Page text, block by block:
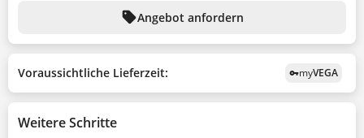
sellAngebot anfordern
Voraussichtliche Lieferzeit: vpn_keymyVEGA
Weitere Schritte